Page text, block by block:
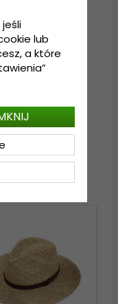
jeśli
lub
a które